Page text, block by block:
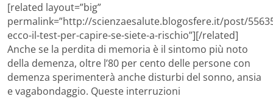
[related layout=”big”
permalink=”http://scienzaesalute.blogosfere.it/post/
ecco-il-test-per-capire-se-siete-a-rischio”][/related]
Anche se la perdita di memoria è il sintomo più noto
della demenza, oltre l’80 per cento delle persone con
demenza sperimenterà anche disturbi del sonno, ansia
e vagabondaggio. Queste interruzioni